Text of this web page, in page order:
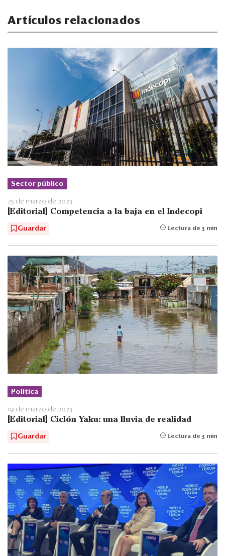
Artículos relacionados
Sector público
25 de marzo de 2023
[Editorial] Competencia a la baja en el Indecopi
Guardar Lectura de 3 min
Política
19 de marzo de 2023
[Editorial] Ciclón Yaku: una lluvia de realidad
Guardar Lectura de 3 min